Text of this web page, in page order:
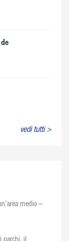
vedi tutti >
medio –